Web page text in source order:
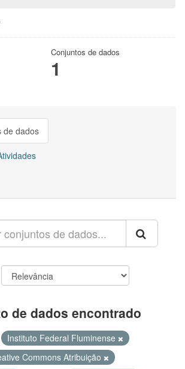
Conjuntos de dados
1
de dados
de dados encontrado
Instituto Federal Fluminense
Commons Atribuição